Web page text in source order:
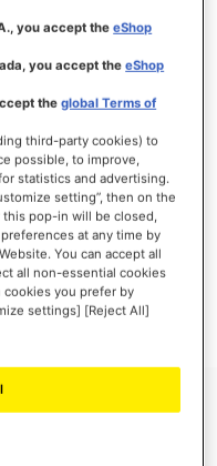
out veloce, salvare più di un
you accept theeShop
you accept theeShop
theglobal Terms of
third-party cookies) to
possible, to improve,
statistics and advertising.
setting”, then on the
this pop-in will be closed,
at any time by
You can accept all
all non-essential cookies
cookies you prefer by
settings] [Reject All]